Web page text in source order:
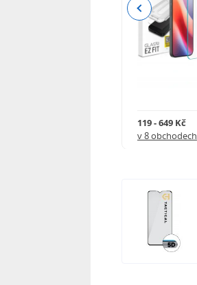
119 - 649 Kč
v 8 obchodech
Previous